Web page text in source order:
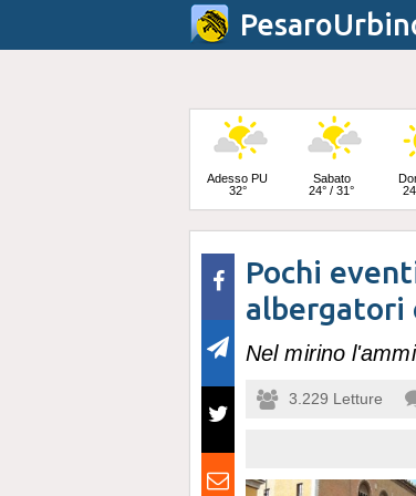
Adesso PU
32°
Sabato
24° / 31°
Lunedì
23° / 33°
Pochi
albergatori
Nel mirino
3.229 Letture